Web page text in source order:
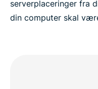
serverplaceringer fra
din computer skal